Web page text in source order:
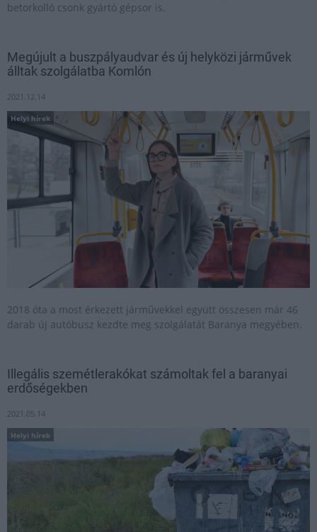
betorkolló csonk gyártó gépsor is.
Megújult a buszpályaudvar és új helyközi járművek
álltak szolgálatba Komlón
2021.12.14
Helyi hírek
2018 óta a most érkezett járművekkel együtt összesen már 46
darab új autóbusz kezdte meg szolgálatát Baranya megyében.
Illegális szemétlerakókat számoltak fel a baranyai
erdőségekben
2021.05.14
Helyi hírek